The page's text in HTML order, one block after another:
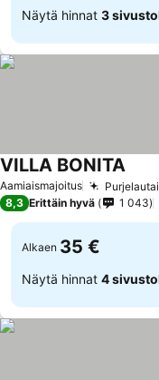
Näytä hinnat 3
Aamiaismajoitus
VILLA BONITA
8,3 Erittäin hyvä 1 043
Alkaen 35 €
Näytä hinnat 4